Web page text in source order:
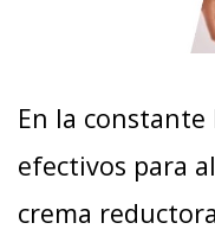
En la
efectivos para
crema